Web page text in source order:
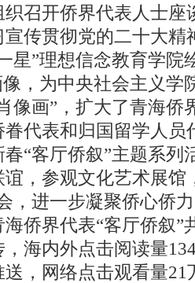
召开侨界代表人士座
传贯彻党的二十大精
星”理想信念教育学院
，为中央社会主义学
像画”，扩大了青海侨
代表和归国留学人员
“客厅侨叙”主题系列
，参观文化艺术展馆
，进一步凝聚侨心侨
侨界代表“客厅侨叙”
海内外点击阅读量
，网络点击观看量21